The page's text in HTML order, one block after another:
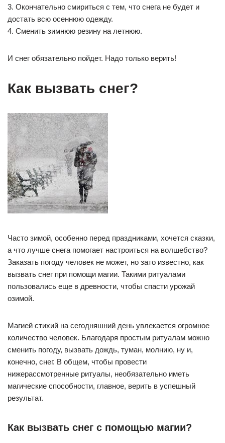
3. Окончательно смириться с тем, что снега не будет и
достать всю осеннюю одежду.
4. Сменить зимнюю резину на летнюю.
И снег обязательно пойдет. Надо только верить!
Как вызвать снег?
Часто зимой, особенно перед праздниками, хочется сказки,
а что лучше снега помогает настроиться на волшебство?
Заказать погоду человек не может, но зато известно, как
вызвать снег при помощи магии. Такими ритуалами
пользовались еще в древности, чтобы спасти урожай
озимой.
Магией стихий на сегодняшний день увлекается огромное
количество человек. Благодаря простым ритуалам можно
сменить погоду, вызвать дождь, туман, молнию, ну и,
конечно, снег. В общем, чтобы провести
нижерассмотренные ритуалы, необязательно иметь
магические способности, главное, верить в успешный
результат.
Как вызвать снег с помощью магии?